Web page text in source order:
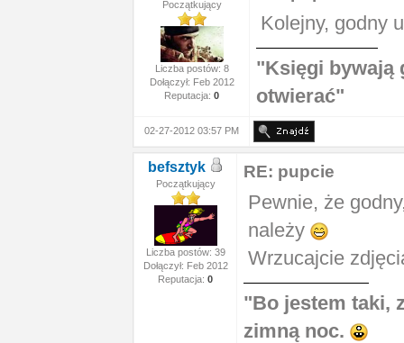
Początkujący
Liczba postów: 8
Dołączył: Feb 2012
Reputacja: 0
Kolejny, godny
"Księgi bywają
otwierać"
02-27-2012 03:57 PM
befsztyk
Początkujący
Liczba postów: 39
Dołączył: Feb 2012
Reputacja: 0
RE: pupcie
Pewnie, że
należy
Wrzucajcie
"Bo jestem taki,
zimną noc.